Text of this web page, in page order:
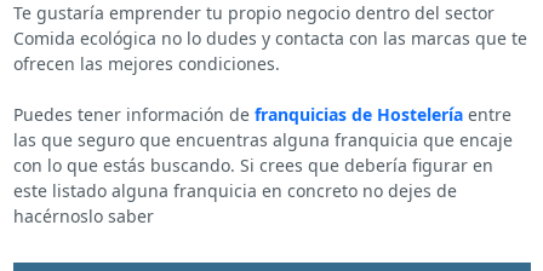
Te gustaría emprender tu propio negocio dentro del sector
Comida ecológica no lo dudes y contacta con las marcas que te
ofrecen las mejores condiciones.
Puedes tener información de franquicias de Hosteleríaentre
las que seguro que encuentras alguna franquicia que encaje
con lo que estás buscando. Si crees que debería figurar en
este listado alguna franquicia en concreto no dejes de
hacérnoslo saber